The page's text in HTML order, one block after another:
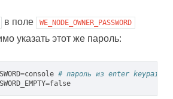
в поле WE_NODE_OWNER_PASSWORD
указать этот же пароль:
=console # пароль из enter keypair
=false